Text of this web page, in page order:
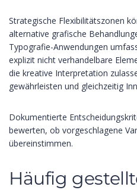
Strategische Flexibilitätszonen
alternative grafische
Typografie-Anwendungen
explizit nicht verhandelbare
die kreative Interpretation
gewährleisten und gleichzeitig
Dokumentierte
bewerten, ob vorgeschlagene
übereinstimmen.
Häufig